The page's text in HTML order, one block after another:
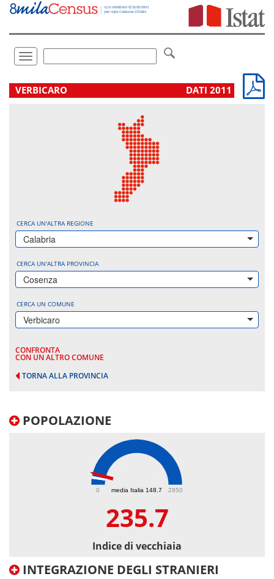
Vai
direttamente
Toggle
navigation
.
VERBICARO DATI 2011
CERCA UN'ALTRA REGIONE
Calabria
CERCA UN'ALTRA PROVINCIA
Cosenza
CERCA UN COMUNE
Verbicaro
CONFRONTA
CON UN ALTRO COMUNE
TORNA ALLA PROVINCIA
POPOLAZIONE
media Italia 148.7
0 2850
235.7
Indice di vecchiaia
INTEGRAZIONE DEGLI STRANIERI